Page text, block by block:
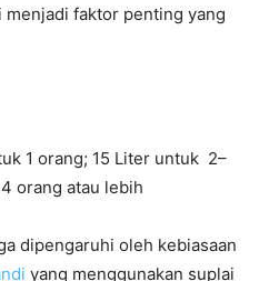
faktor penting yang
1 orang; 15 Liter untuk 2–
orang atau lebih
dipengaruhi oleh kebiasaan
yang menggunakan suplai